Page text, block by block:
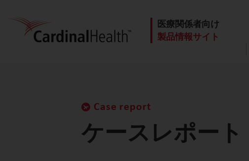
医療関係者向け
製品情報サイト
Case report
ケースレポート